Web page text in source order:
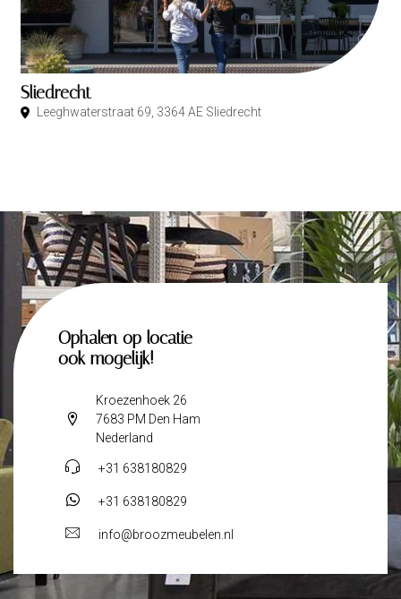
Sliedrecht
Leeghwaterstraat 69, 3364 AE Sliedrecht
Ophalen op locatie
ook mogelijk!
Kroezenhoek 26
7683 PM Den Ham
Nederland
+31 638180829
+31 638180829
info@broozmeubelen.nl